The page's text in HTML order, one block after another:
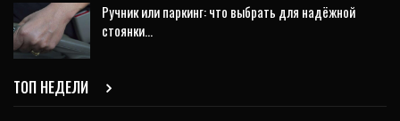
Ручник или паркинг: что выбрать для надёжной
стоянки…
ТОП НЕДЕЛИ